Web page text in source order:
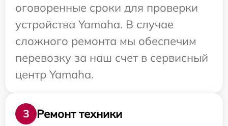
оговоренные сроки для проверки
устройства Yamaha. В случае
сложного ремонта мы обеспечим
перевозку за наш счет в сервисный
центр Yamaha.
3
Ремонт техники